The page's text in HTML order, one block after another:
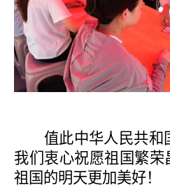
值此中华人民共和
我们衷心祝愿祖国繁
祖国的明天更加美好！